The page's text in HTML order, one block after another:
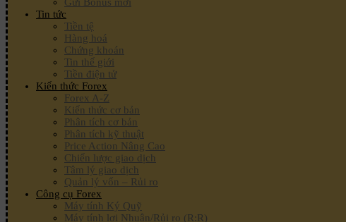
Tin tức
Tiền tệ
Hàng hoá
Chứng khoán
Tin thế giới
Tiền điện tử
Kiến thức Forex
Forex A-Z
Kiến thức cơ bản
Phân tích cơ bản
Phân tích kỹ thuật
Price Action Nâng Cao
Chiến lược giao dịch
Tâm lý giao dịch
Quản lý vốn – Rủi ro
Công cụ Forex
Máy tính Ký Quỹ
Máy tính lợi Nhuận/Rủi ro (R:R)